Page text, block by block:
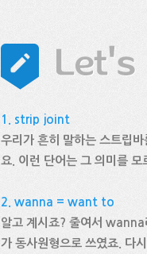
1. strip joint
우리가 흔히 말하는 스트립
요. 이런 단어는 그 의미를 모
2. wanna = want to
알고 계시죠? 줄여서
가 동사원형으로 쓰였죠. 다